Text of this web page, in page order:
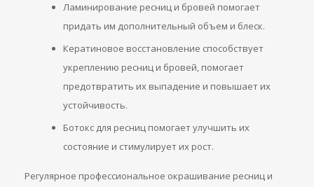
Ламинирование ресниц и бровей помогает
придать им дополнительный объем и блеск.
Кератиновое восстановление способствует
укреплению ресниц и бровей, помогает
предотвратить их выпадение и повышает их
устойчивость.
Ботокс для ресниц помогает улучшить их
состояние и стимулирует их рост.
Регулярное профессиональное окрашивание ресниц и